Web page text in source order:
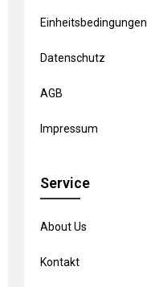
Einheitsbedingungen
Datenschutz
AGB
Impressum
Service
About Us
Kontakt